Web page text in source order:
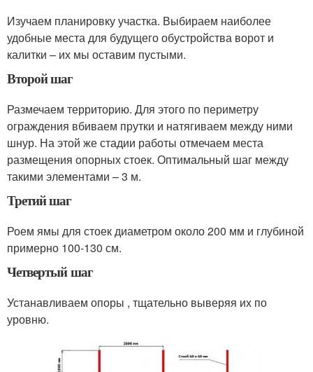
Изучаем планировку участка. Выбираем наиболее
удобные места для будущего обустройства ворот и
калитки – их мы оставим пустыми.
Второй шаг
Размечаем территорию. Для этого по периметру
ограждения вбиваем прутки и натягиваем между ними
шнур. На этой же стадии работы отмечаем места
размещения опорных стоек. Оптимальный шаг между
такими элементами – 3 м.
Третий шаг
Роем ямы для стоек диаметром около 200 мм и глубиной
примерно 100-130 см.
Четвертый шаг
Устанавливаем опоры , тщательно выверяя их по
уровню.